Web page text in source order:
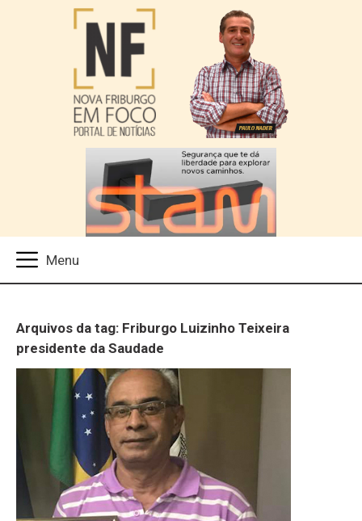
Arquivos da tag: Friburgo Luizinho Teixeira
presidente da Saudade